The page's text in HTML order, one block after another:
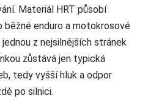
Materiál HRT působí
enduro a motokrosové
z nejsilnějších stránek
zůstává jen typická
tedy vyšší hluk a odpor
po silnici.